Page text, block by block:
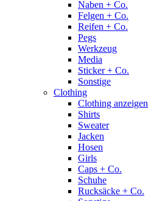
Naben + Co.
Felgen + Co.
Reifen + Co.
Pegs
Werkzeug
Media
Sticker + Co.
Sonstige
Clothing
Clothing anzeigen
Shirts
Sweater
Jacken
Hosen
Girls
Caps + Co.
Schuhe
Rucksäcke + Co.